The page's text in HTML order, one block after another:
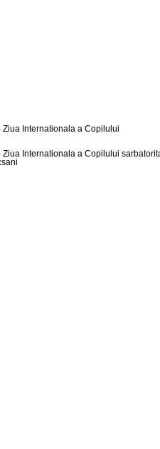
Ziua Internationala a Copilului
Ziua Internationala a Copilului